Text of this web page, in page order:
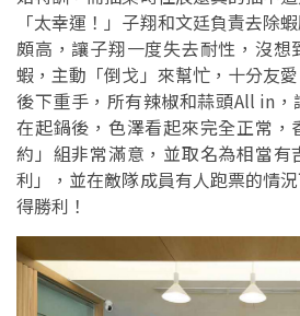
「太幸運！」子翔和文廷負責去除
頗高，讓子翔一度失去耐性，沒想
蝦，主動「倒戈」來幫忙，十分友
後下重手，所有辣椒和蒜頭All in
在起鍋後，色澤看起來完全正常，
約」組非常滿意，並取名為相當有
利」，並在敵隊成員有人跑票的情
得勝利！